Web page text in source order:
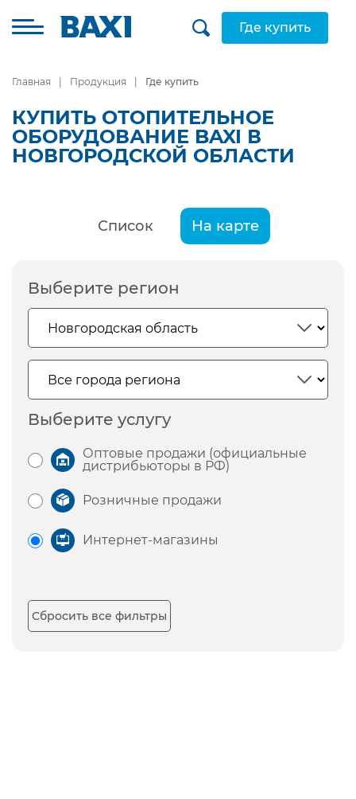
Где купить
Главная Продукция Где купить
КУПИТЬ ОТОПИТЕЛЬНОЕ
ОБОРУДОВАНИЕ BAXI В
НОВГОРОДСКОЙ ОБЛАСТИ
Список На карте
Выберите регион
Выберите услугу
Оптовые продажи (официальные
дистрибьюторы в РФ)
Розничные продажи
Интернет-магазины
Сбросить все фильтры